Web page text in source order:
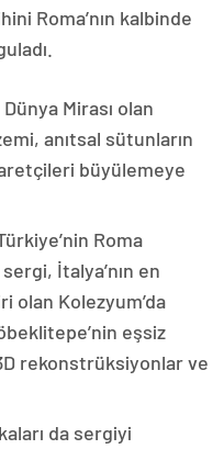
Roma’nın kalbinde
Mirası olan
anıtsal sütunların
büyülemeye
Roma
İtalya’nın en
olan Kolezyum’da
eşsiz
rekonstrüksiyonlar ve
da sergiyi